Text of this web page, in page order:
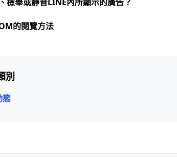
的閱覽方法
別
態